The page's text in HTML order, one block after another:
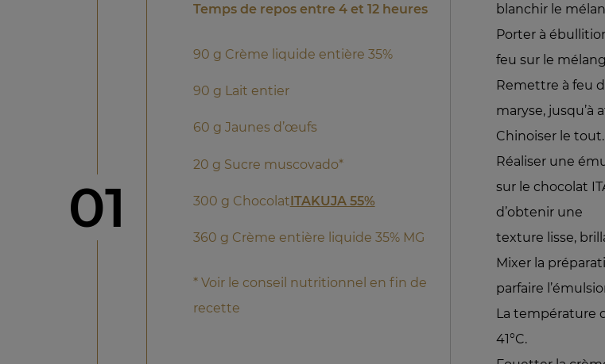
étape
01
Temps de repos entre 4 et 12 heures
90 g Crème liquide entière 35%
90 g Lait entier
60 g Jaunes d’œufs
20 g Sucre muscovado*
300 g ChocolatITAKUJA 55%
360 g Crème entière liquide 35% MG
* Voir le conseil nutritionnel en fin de
recette
blanchir le
Porter à
feu sur le
Remettre à feu
maryse, jusqu’à
Chinoiser le tout.
Réaliser une
sur le chocolat
d’obtenir une
texture lisse,
Mixer la
parfaire
La température
41°C.